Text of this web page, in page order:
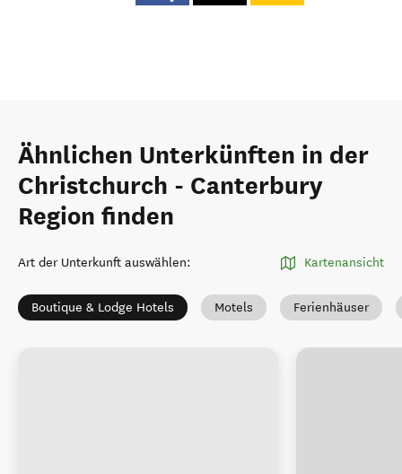
Ähnlichen Unterkünften in der
Christchurch - Canterbury
Region finden
Art der Unterkunft auswählen: Kartenansicht
Boutique & Lodge Hotels Motels Ferienhäuser